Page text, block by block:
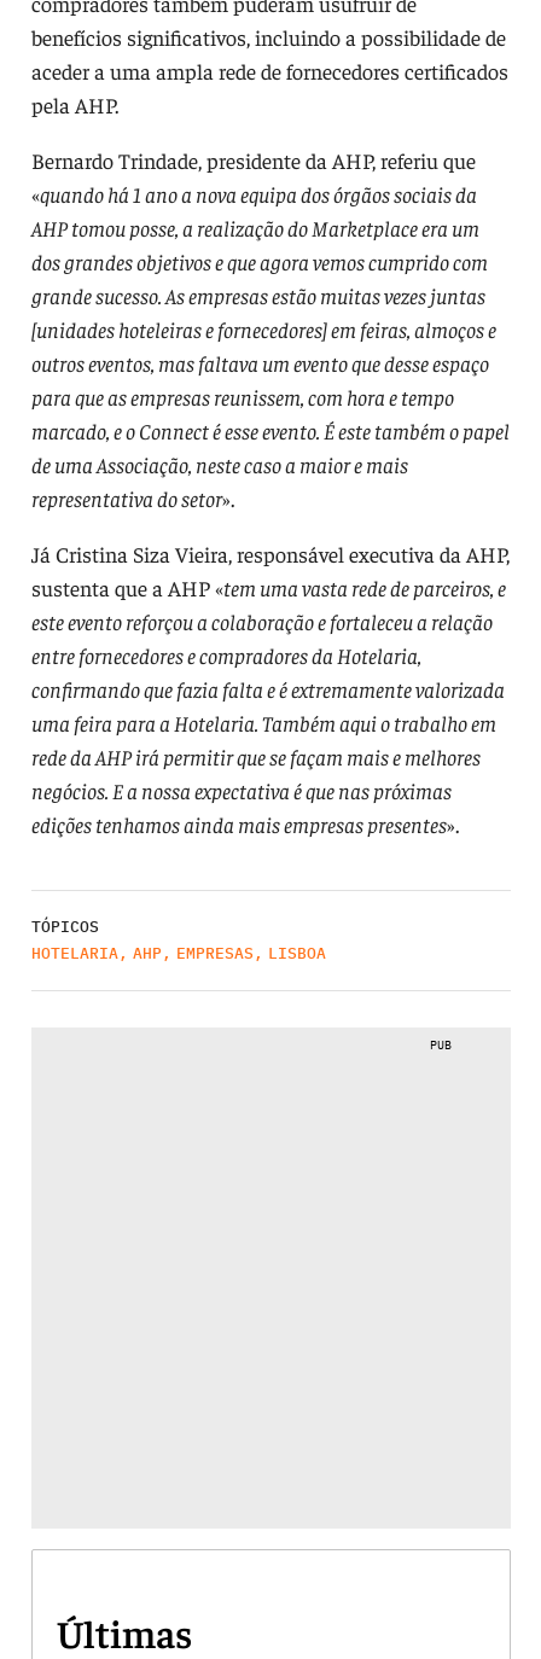
benefícios significativos, incluindo a possibilidade de
aceder a uma ampla rede de fornecedores certificados
pela AHP.
Bernardo Trindade, presidente da AHP, referiu que
«quando há 1 ano a nova equipa dos órgãos sociais da
AHP tomou posse, a realização do Marketplace era um
dos grandes objetivos e que agora vemos cumprido com
grande sucesso. As empresas estão muitas vezes juntas
[unidades hoteleiras e fornecedores] em feiras, almoços e
outros eventos, mas faltava um evento que desse espaço
para que as empresas reunissem, com hora e tempo
marcado, e o Connect é esse evento. É este também o papel
de uma Associação, neste caso a maior e mais
representativa do setor».
Já Cristina Siza Vieira, responsável executiva da AHP,
sustenta que a AHP «tem uma vasta rede de parceiros, e
este evento reforçou a colaboração e fortaleceu a relação
entre fornecedores e compradores da Hotelaria,
confirmando que fazia falta e é extremamente valorizada
uma feira para a Hotelaria. Também aqui o trabalho em
rede da AHP irá permitir que se façam mais e melhores
negócios. E a nossa expectativa é que nas próximas
edições tenhamos ainda mais empresas presentes».
TÓPICOS
HOTELARIA, AHP, EMPRESAS , LISBOA
PUB
Últimas